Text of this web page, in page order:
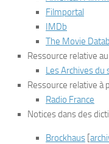
Filmportal
IMDb
The Movie
Ressource relative
Les Archives du
Ressource relative à
Radio France
Notices dans des
Brockhaus [